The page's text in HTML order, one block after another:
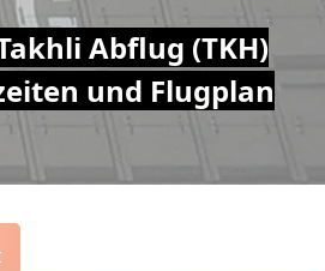
Abflug (TKH)
und Flugplan